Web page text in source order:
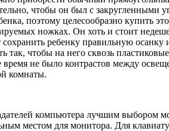
чтобы он был с закругленными
поэтому целесообразно купить
ножках. Он хоть и стоит
ребенку правильную осанку
так, чтобы на него сквозь
время не было контрастов между
комнаты.
компьютера лучшим выбором
местом для монитора. Для